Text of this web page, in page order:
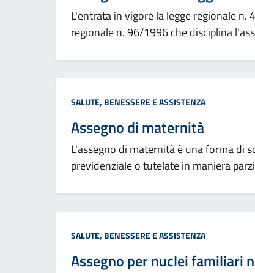
L'entrata in vigore la legge regionale
regionale n. 96/1996 che disciplina
Categoria:
SALUTE, BENESSERE E ASSISTENZA
Assegno di maternità
L'assegno di maternità è una forma di
previdenziale o tutelate in maniera
Categoria:
SALUTE, BENESSERE E ASSISTENZA
Assegno per nuclei familiari